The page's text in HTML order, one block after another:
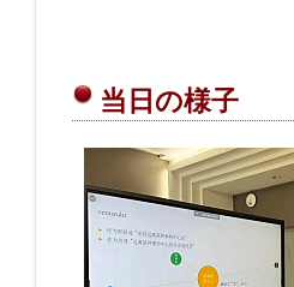
当日の様子